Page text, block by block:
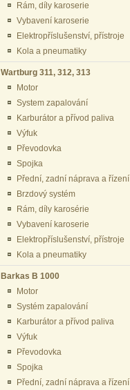
Rám, díly karoserie
Vybavení karoserie
Elektropříslušenství, přístroje
Kola a pneumatiky
Wartburg 311, 312, 313
Motor
System zapalování
Karburátor a přívod paliva
Výfuk
Převodovka
Spojka
Přední, zadní náprava a řízení
Brzdový systém
Rám, díly karosérie
Vybavení karoserie
Elektropříslušenství, přístroje
Kola a pneumatiky
Barkas B 1000
Motor
Systém zapalování
Karburátor a přívod paliva
Výfuk
Převodovka
Spojka
Přední, zadní náprava a řízení